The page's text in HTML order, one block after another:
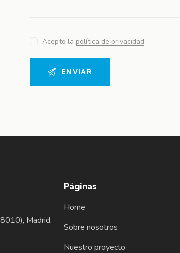
Acepto la política de privacidad
Madrid.
Páginas
Home
Sobre nosotros
Nuestro proyecto